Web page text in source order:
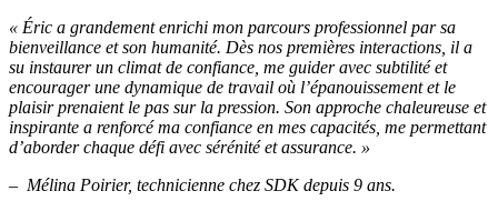
« Éric a grandement enrichi mon parcours professionnel par sa
bienveillance et son humanité. Dès nos premières interactions, il a
su instaurer un climat de confiance, me guider avec subtilité et
encourager une dynamique de travail où l’épanouissement et le
plaisir prenaient le pas sur la pression. Son approche chaleureuse et
inspirante a renforcé ma confiance en mes capacités, me permettant
d’aborder chaque défi avec sérénité et assurance. »
– Mélina Poirier, technicienne chez SDK depuis 9 ans.